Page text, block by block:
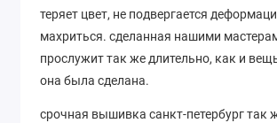
теряет цвет, не подвергается
махриться. сделанная нашими
прослужит так же длительно, как и
она была сделана.
срочная вышивка санкт-петербург так